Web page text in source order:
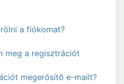
a fiókomat?
meg a regisztrációt
megerősítő e-mailt?